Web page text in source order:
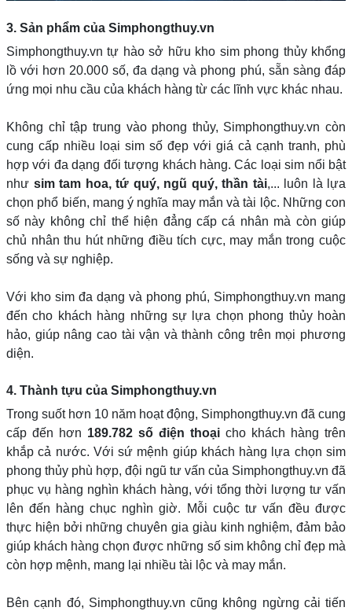
3. Sản phẩm của Simphongthuy.vn
Simphongthuy.vn tự hào sở hữu kho sim phong thủy khổng
lồ với hơn 20.000 số, đa dạng và phong phú, sẵn sàng đáp
ứng mọi nhu cầu của khách hàng từ các lĩnh vực khác nhau.
Không chỉ tập trung vào phong thủy, Simphongthuy.vn còn
cung cấp nhiều loại sim số đẹp với giá cả cạnh tranh, phù
hợp với đa dạng đối tượng khách hàng. Các loại sim nổi bật
như sim tam hoa, tứ quý, ngũ quý, thần tài,... luôn là lựa
chọn phổ biến, mang ý nghĩa may mắn và tài lộc. Những con
số này không chỉ thể hiện đẳng cấp cá nhân mà còn giúp
chủ nhân thu hút những điều tích cực, may mắn trong cuộc
sống và sự nghiệp.
Với kho sim đa dạng và phong phú, Simphongthuy.vn mang
đến cho khách hàng những sự lựa chọn phong thủy hoàn
hảo, giúp nâng cao tài vận và thành công trên mọi phương
diện.
4. Thành tựu của Simphongthuy.vn
Trong suốt hơn 10 năm hoạt động, Simphongthuy.vn đã cung
cấp đến hơn 189.782 số điện thoại cho khách hàng trên
khắp cả nước. Với sứ mệnh giúp khách hàng lựa chọn sim
phong thủy phù hợp, đội ngũ tư vấn của Simphongthuy.vn đã
phục vụ hàng nghìn khách hàng, với tổng thời lượng tư vấn
lên đến hàng chục nghìn giờ. Mỗi cuộc tư vấn đều được
thực hiện bởi những chuyên gia giàu kinh nghiệm, đảm bảo
giúp khách hàng chọn được những số sim không chỉ đẹp mà
còn hợp mệnh, mang lại nhiều tài lộc và may mắn.
Bên cạnh đó, Simphongthuy.vn cũng không ngừng cải tiến